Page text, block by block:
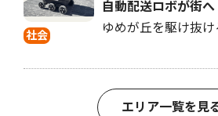
社会
自動配送ロボが街へ
ゆめが丘を駆け抜け
エリア一覧を見